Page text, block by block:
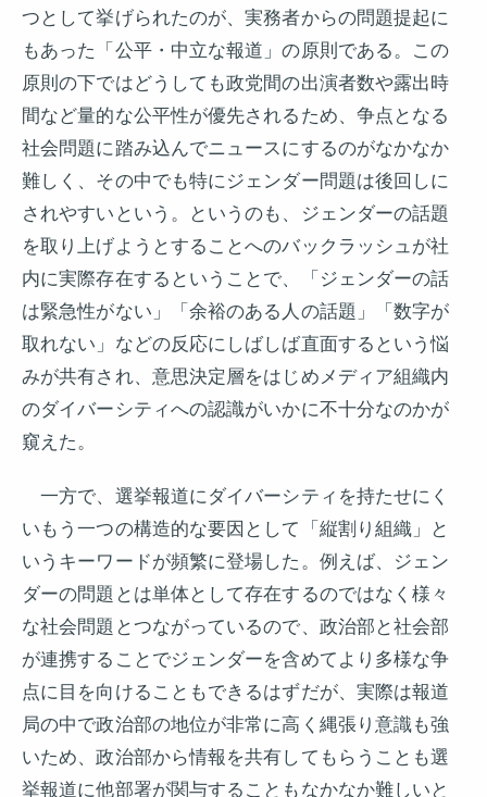
つとして挙げられたのが、実務者からの問題提起に
もあった「公平・中立な報道」の原則である。この
原則の下ではどうしても政党間の出演者数や露出時
間など量的な公平性が優先されるため、争点となる
社会問題に踏み込んでニュースにするのがなかなか
難しく、その中でも特にジェンダー問題は後回しに
されやすいという。というのも、ジェンダーの話題
を取り上げようとすることへのバックラッシュが社
内に実際存在するということで、「ジェンダーの話
は緊急性がない」「余裕のある人の話題」「数字が
取れない」などの反応にしばしば直面するという悩
みが共有され、意思決定層をはじめメディア組織内
のダイバーシティへの認識がいかに不十分なのかが
窺えた。
一方で、選挙報道にダイバーシティを持たせにく
いもう一つの構造的な要因として「縦割り組織」と
いうキーワードが頻繁に登場した。例えば、ジェン
ダーの問題とは単体として存在するのではなく様々
な社会問題とつながっているので、政治部と社会部
が連携することでジェンダーを含めてより多様な争
点に目を向けることもできるはずだが、実際は報道
局の中で政治部の地位が非常に高く縄張り意識も強
いため、政治部から情報を共有してもらうことも選
挙報道に他部署が関与することもなかなか難しいと